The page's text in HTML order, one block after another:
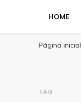
HOME
Página inicial
TAG